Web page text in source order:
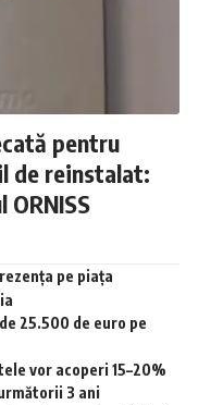
pentru
de reinstalat:
ORNISS
pe piața
25.500 de euro pe
vor acoperi 15–20%
3 ani